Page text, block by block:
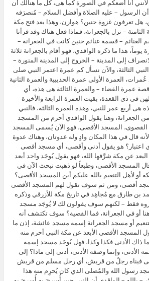
أنا أضعكم في الصورة كما هى، كل ما هنالك أن
الرسول – عليه الصلاة وأفضل السلام – مُنصرَفه
هل تعرفون غزوة حنين؟ هوازن، وهذا بعد فتح مكة
– نزل بالجعرانة، فماذا فعل هناك وقد قرأنا
الغنائم – قسمة غنائم حنين كانت في الجعرانة –
يوماً، هذا ما ذكره الواقدي، فهو أقام بالجعرانة ثلاثة
إلى المدينة – الخروج إلى المدينة المنورة –
الثالثة، والآن نسأل كم عمرة اعتمر النبي صلى
العمرة الأولى عمرة الحديبية والعمرة الثانية
عمرة القضاء – والعمرة الثالثة هى هذه، أي
في ذي القعدة، بقيت العمرة الرابعة والأخيرة
أربع عمر للنبي، وهذه العمرة الثالثة، فالنبي
من الجعرانة، وهنا يقول الواقدي أحرم من المسجد
القصوى، المسجد الأقصى، فهو الآن يُسمى المسجد
قال في هذا المكان وادٍ وله عدوتان، وهناك عدوة
اعتبار؟ هو يقول أدنى وأقصى، أي مسجد أقصى
عن مكة شرَّفها الله، فهو يقول يُوجَد واحد أبعد
المسجد الأقصى، وطبعاً لو ذهبت تبحث الآن في
أو لأهل التنعيم بالله عليكم أين المسجد الأقصى؟
أقصى، ومن ثم سوف تقول لهم المسجد الأقصى
بن طارق مع مُجاهِد في تاريخ مكة للأزرقي وذكره
فقط – لكنهم سوف يقولون لك لا يُوجَد مسجد
أو في الجعرانة، فما القضية؟ سوف تكتشف أنه
أو مسجد الجعرانة إسمه مسجد عائشة، إذن ما
المسجد الأقصى الأبعد عن مكة النبي أحرم منه
ذاك الأدنى فكذا وكذا، فهل يُوجَد مسجد إسمه
الأدنى، وإنما وصفه الأدنى، أدنى إلى ماذا؟ إلى
فبناه رجلٌ من قريش، أي رجل مسلم من قريش
رسول الله والمُصلى الذي كان يُحرِم منه هذا